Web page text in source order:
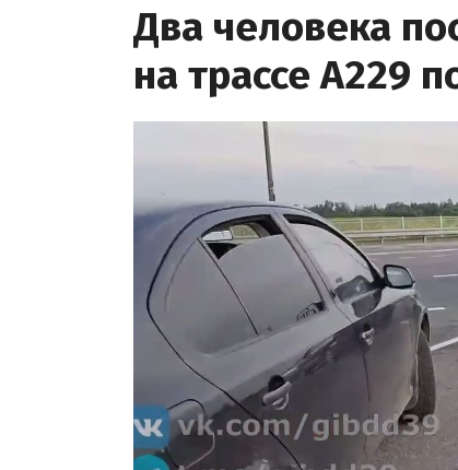
Два человека
на трассе А229